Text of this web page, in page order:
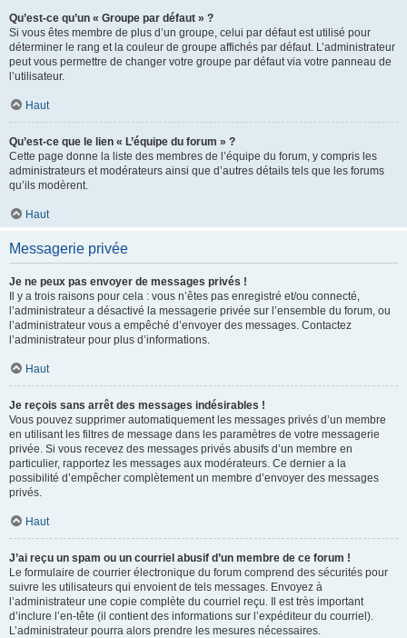
Qu’est-ce qu’un « Groupe par défaut » ?
Si vous êtes membre de plus d’un groupe, celui par défaut est utilisé pour
déterminer le rang et la couleur de groupe affichés par défaut. L’administrateur
peut vous permettre de changer votre groupe par défaut via votre panneau de
l’utilisateur.
Haut
Qu’est-ce que le lien « L’équipe du forum » ?
Cette page donne la liste des membres de l’équipe du forum, y compris les
administrateurs et modérateurs ainsi que d’autres détails tels que les forums
qu’ils modèrent.
Haut
Messagerie privée
Je ne peux pas envoyer de messages privés !
Il y a trois raisons pour cela : vous n’êtes pas enregistré et/ou connecté,
l’administrateur a désactivé la messagerie privée sur l’ensemble du forum, ou
l’administrateur vous a empêché d’envoyer des messages. Contactez
l’administrateur pour plus d’informations.
Haut
Je reçois sans arrêt des messages indésirables !
Vous pouvez supprimer automatiquement les messages privés d’un membre
en utilisant les filtres de message dans les paramètres de votre messagerie
privée. Si vous recevez des messages privés abusifs d’un membre en
particulier, rapportez les messages aux modérateurs. Ce dernier a la
possibilité d’empêcher complètement un membre d’envoyer des messages
privés.
Haut
J’ai reçu un spam ou un courriel abusif d’un membre de ce forum !
Le formulaire de courrier électronique du forum comprend des sécurités pour
suivre les utilisateurs qui envoient de tels messages. Envoyez à
l’administrateur une copie complète du courriel reçu. Il est très important
d’inclure l’en-tête (il contient des informations sur l’expéditeur du courriel).
L’administrateur pourra alors prendre les mesures nécessaires.